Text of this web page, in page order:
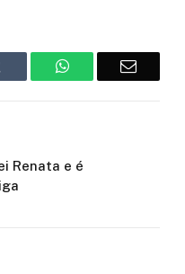
Tumblr WhatsAppEmail
Renata e é